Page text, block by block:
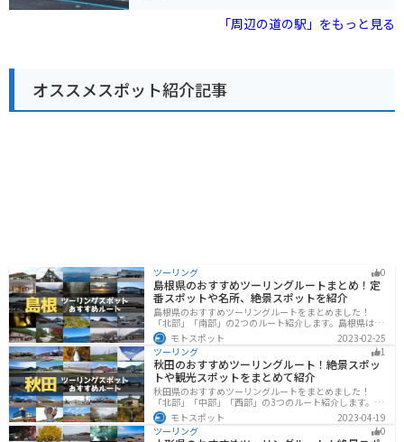
してみてはいかがでしょうか。
雄大な自然を体感できる展望台などがあります。 バイク
で訪れる場合、蔵王エコーラインや西蔵王高原ラインな
ットも点在しており、観光の拠点としてもおすすめで
す。蔵王の地ビールやワイン、玉こんにゃくなどの名産
品もぜひ味わってみてください。
「周辺の道の駅」をもっと見る
オススメスポット紹介記事
ツーリング 0
島根県のおすすめツーリングルートまとめ！定
番スポットや名所、絶景スポットを紹介
島根県のおすすめツーリングルートをまとめました！
「北部」「南部」の2つのルート紹介します。島根県は、
海と山が近く、1日で全然違う景色を堪能することができ
ます。バイクで島根県にツーリングに行く際は参考にし
てください。
モトスポット
2023-02-25
ツーリング
1
秋田のおすすめツーリングルート！絶景スポッ
トや観光スポットをまとめて紹介
秋田県のおすすめツーリングルートをまとめました！
「北部」「中部」「西部」の3つのルート紹介します。自
然豊かな山々や湖、温泉地が点在し、四季折々の景色を
楽しめるスポットが多数あります。バイクで秋田県にツ
ーリングに行く際は参考にしてください。
モトスポット
2023-04-19
ツーリング
0